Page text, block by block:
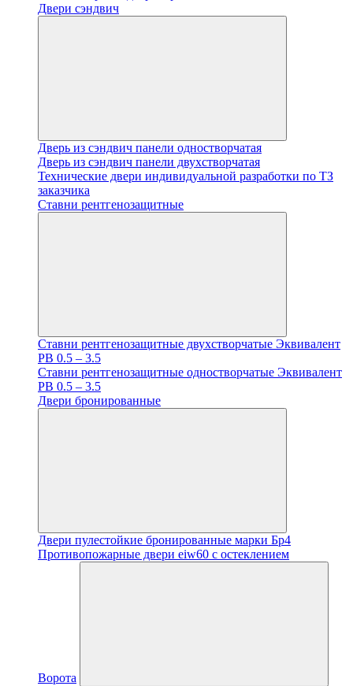
Двери сэндвич
Дверь из сэндвич панели одностворчатая
Дверь из сэндвич панели двухстворчатая
Технические двери индивидуальной разработки по ТЗ
заказчика
Ставни рентгенозащитные
Ставни рентгенозащитные двухстворчатые Эквивалент
PB 0.5 – 3.5
Ставни рентгенозащитные одностворчатые Эквивалент
PB 0.5 – 3.5
Двери бронированные
Двери пулестойкие бронированные марки Бр4
Противопожарные двери eiw60 с остеклением
Ворота